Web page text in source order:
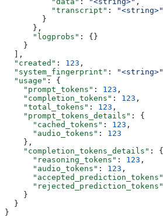
          "transcript"
:
"<string>"
        }
      },
      "logprobs"
: {}
    }
  ],
  "created"
: 123 ,
  "system_fingerprint"
: "<string>"
  "usage"
: {
    "prompt_tokens"
: 123 ,
    "completion_tokens"
: 123 ,
    "total_tokens"
: 123 ,
    "prompt_tokens_details"
: {
      "cached_tokens"
: 123 ,
      "audio_tokens"
: 123
    },
    "completion_tokens_details"
: {
      "reasoning_tokens"
: 123 ,
      "audio_tokens"
: 123 ,
      "accepted_prediction_tokens"
      "rejected_prediction_tokens"
    }
  }
}